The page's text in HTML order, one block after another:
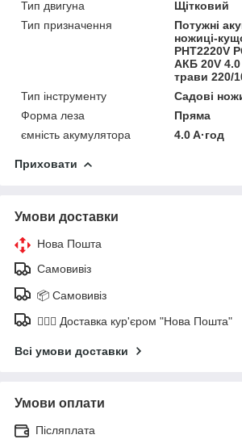
Тип двигуна
Щітковий
Тип призначення
Потужні
ножиці-
PHT2220V
АКБ 20V
трави 220/
Тип інструменту
Садові
Форма леза
Пряма
ємність акумулятора
4.0 A·год
Приховати
Умови доставки
Нова Пошта
Самовивіз
📦 Самовивіз
🚶🏼‍♂️ Доставка кур'єром "Нова Пошта"
Всі умови доставки
Умови оплати
Післяплата